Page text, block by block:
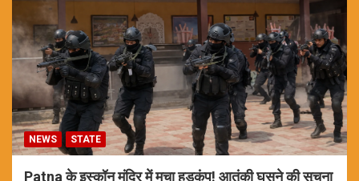
NEWS STATE
Patna के इस्कॉन मंदिर में मचा हड़कंप! आतंकी घुसने की सूचना